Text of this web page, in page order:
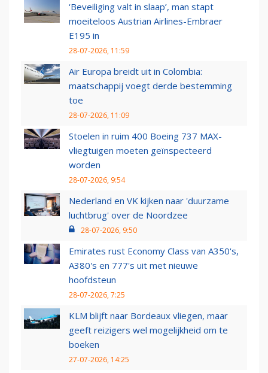
‘Beveiliging valt in slaap’, man stapt
moeiteloos Austrian Airlines-Embraer
E195 in
28-07-2026, 11:59
Air Europa breidt uit in Colombia:
maatschappij voegt derde bestemming
toe
28-07-2026, 11:09
Stoelen in ruim 400 Boeing 737 MAX-
vliegtuigen moeten geïnspecteerd
worden
28-07-2026, 9:54
Nederland en VK kijken naar 'duurzame
luchtbrug' over de Noordzee
28-07-2026, 9:50
Emirates rust Economy Class van A350's,
A380's en 777's uit met nieuwe
hoofdsteun
28-07-2026, 7:25
KLM blijft naar Bordeaux vliegen, maar
geeft reizigers wel mogelijkheid om te
boeken
27-07-2026, 14:25